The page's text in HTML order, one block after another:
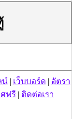
ได้
น์| เว็บบอร์ด | อัตรา
ฟรี| ติดต่อเรา